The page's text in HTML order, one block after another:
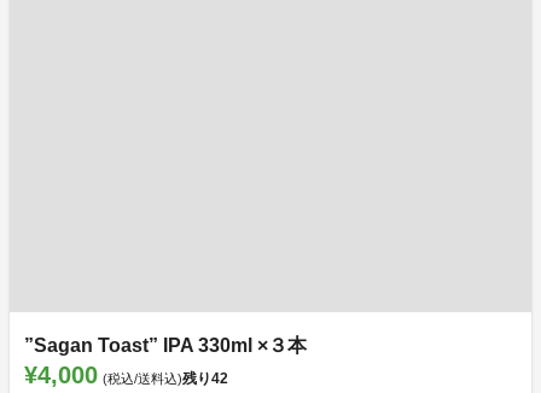
”Sagan Toast” IPA 330ml ×３本
¥4,000 (税込/送料込)残り42